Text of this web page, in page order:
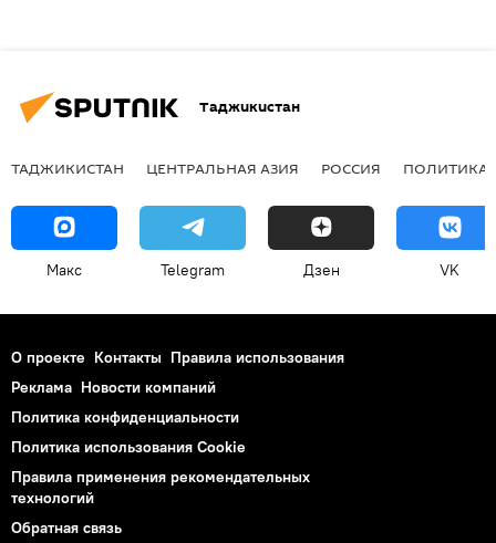
Таджикистан
ТАДЖИКИСТАН ЦЕНТРАЛЬНАЯ АЗИЯ РОССИЯ ПОЛИТИКА
Макс Telegram Дзен VK
О проекте Контакты Правила использования
Реклама Новости компаний
Политика конфиденциальности
Политика использования Cookie
Правила применения рекомендательных
технологий
Обратная связь